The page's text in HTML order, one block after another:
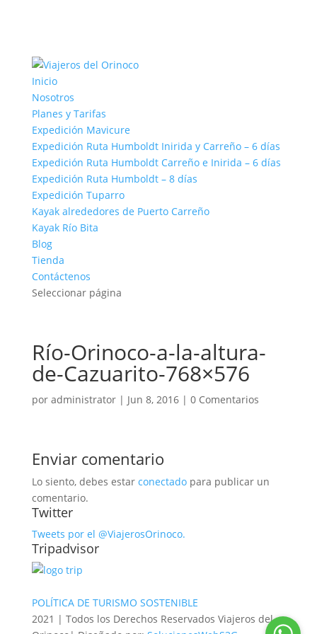
Inicio
Nosotros
Planes y Tarifas
Expedición Mavicure
Expedición Ruta Humboldt Inirida y Carreño – 6 días
Expedición Ruta Humboldt Carreño e Inirida – 6 días
Expedición Ruta Humboldt – 8 días
Expedición Tuparro
Kayak alrededores de Puerto Carreño
Kayak Río Bita
Blog
Tienda
Contáctenos
Seleccionar página
Río-Orinoco-a-la-altura-
de-Cazuarito-768×576
por administrator| Jun 8, 2016| 0 Comentarios
Enviar comentario
Lo siento, debes estar conectadopara publicar un
comentario.
Twitter
Tweets por el @ViajerosOrinoco.
Tripadvisor
POLÍTICA DE TURISMO SOSTENIBLE
2021 | Todos los Derechos Reservados Viajeros del